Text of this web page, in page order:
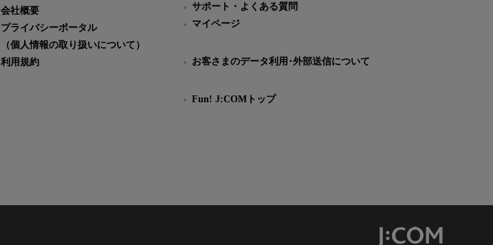
会社概要
プライバシーポータル
（個人情報の取り扱いについて）
利用規約
サポート・よくある質問
マイページ
お客さまのデータ利用･外部送信について
Fun! J:COMトップ